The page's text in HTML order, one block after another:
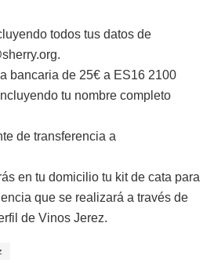
todos tus datos de
bancaria de 25€ a ES16 2100
tu nombre completo
de transferencia a
en tu domicilio tu kit de cata para
que se realizará a través de
de Vinos Jerez.